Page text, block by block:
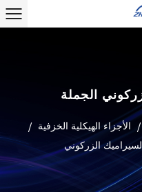
الجملة
/ الأجزاء الهيكلية الخزفية /
الزركوني